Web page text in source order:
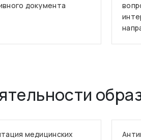
документа
медицинских